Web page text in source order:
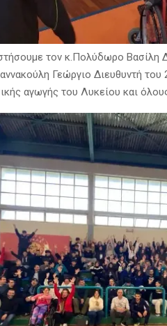
τον κ.Πολύδωρο Βασίλη
Γεώργιο Διευθυντή
αγωγής του Λυκείου και